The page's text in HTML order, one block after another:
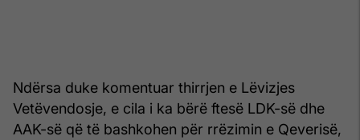
Ndërsa duke komentuar thirrjen e Lëvizjes
Vetëvendosje, e cila i ka bërë ftesë LDK-së dhe
AAK-së që të bashkohen për rrëzimin e Qeverisë,